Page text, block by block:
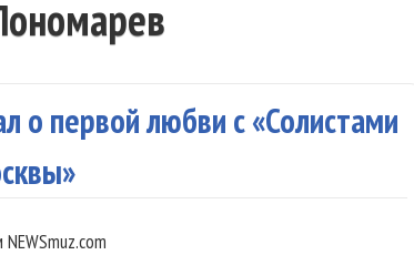
о первой любви с «Солистами
NEWSmuz.com